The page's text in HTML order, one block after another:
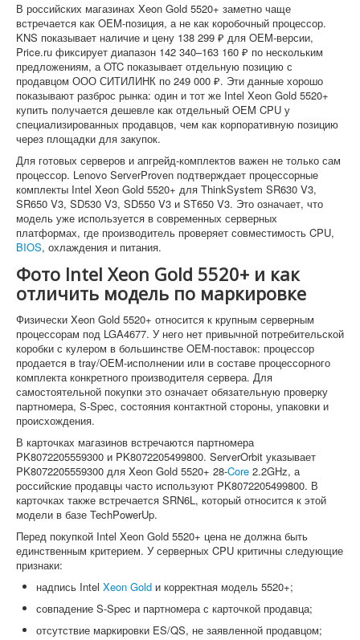
В российских магазинах Xeon Gold 5520+ заметно чаще
встречается как OEM-позиция, а не как коробочный процессор.
KNS показывает наличие и цену 138 299 ₽ для OEM-версии,
Price.ru фиксирует диапазон 142 340–163 160 ₽ по нескольким
предложениям, а OTC показывает отдельную позицию с
продавцом ООО СИТИЛИНК по 249 000 ₽. Эти данные хорошо
показывают разброс рынка: один и тот же Intel Xeon Gold 5520+
купить получается дешевле как отдельный OEM CPU у
специализированных продавцов, чем как корпоративную позицию
через площадки для закупок.
Для готовых серверов и апгрейд-комплектов важен не только сам
процессор. Lenovo ServerProven подтверждает процессорные
комплекты Intel Xeon Gold 5520+ для ThinkSystem SR630 V3,
SR650 V3, SD530 V3, SD550 V3 и ST650 V3. Это означает, что
модель уже используется в современных серверных
платформах, где производитель проверяет совместимость CPU,
BIOS, охлаждения и питания.
Фото Intel Xeon Gold 5520+ и как
отличить модель по маркировке
Физически Xeon Gold 5520+ относится к крупным серверным
процессорам под LGA4677. У него нет привычной потребительской
коробки с кулером в большинстве OEM-поставок: процессор
продается в tray/OEM-исполнении или в составе процессорного
комплекта конкретного производителя сервера. Для
самостоятельной покупки это означает обязательную проверку
партномера, S-Spec, состояния контактной стороны, упаковки и
происхождения.
В карточках магазинов встречаются партномера
PK8072205559300 и PK8072205499800. ServerOrbit указывает
PK8072205559300 для Xeon Gold 5520+ 28-Core 2.2GHz, а
российские продавцы часто используют PK8072205499800. В
карточках также встречается SRN6L, который относится к этой
модели в базе TechPowerUp.
Перед покупкой Intel Xeon Gold 5520+ цена не должна быть
единственным критерием. У серверных CPU критичны следующие
признаки:
надпись Intel Xeon Gold и корректная модель 5520+;
совпадение S-Spec и партномера с карточкой продавца;
отсутствие маркировки ES/QS, не заявленной продавцом;